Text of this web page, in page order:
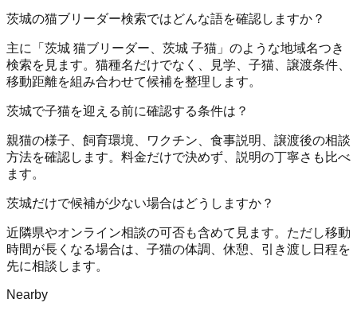
茨城の猫ブリーダー検索ではどんな語を確認しますか？
主に「茨城 猫ブリーダー、茨城 子猫」のような地域名つき
検索を見ます。猫種名だけでなく、見学、子猫、譲渡条件、
移動距離を組み合わせて候補を整理します。
茨城で子猫を迎える前に確認する条件は？
親猫の様子、飼育環境、ワクチン、食事説明、譲渡後の相談
方法を確認します。料金だけで決めず、説明の丁寧さも比べ
ます。
茨城だけで候補が少ない場合はどうしますか？
近隣県やオンライン相談の可否も含めて見ます。ただし移動
時間が長くなる場合は、子猫の体調、休憩、引き渡し日程を
先に相談します。
Nearby